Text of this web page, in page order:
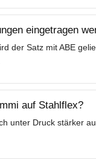
eingetragen
der Satz mit ABE
auf Stahlflex?
unter Druck stärker